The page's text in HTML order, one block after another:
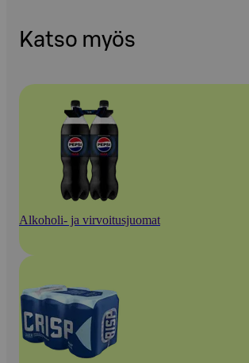
Katso myös
Alkoholi- ja virvoitusjuomat